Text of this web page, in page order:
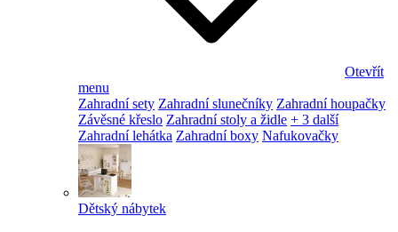
Otevřít
menu
Zahradní sety Zahradní slunečníky Zahradní houpačky
Závěsné křeslo Zahradní stoly a židle + 3 další
Zahradní lehátka Zahradní boxy Nafukovačky
Dětský nábytek